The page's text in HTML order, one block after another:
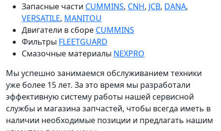
Запасные части CUMMINS, CNH, JCB, DANA,
VERSATILE, MANITOU
Двигатели в сборе CUMMINS
Фильтры FLEETGUARD
Смазочные материалы NEXPRO
Мы успешно занимаемся обслуживанием техники
уже более 15 лет. За это время мы разработали
эффективную систему работы нашей сервисной
службы и магазина запчастей, чтобы всегда иметь в
наличии необходимые позиции и предлагать нашим